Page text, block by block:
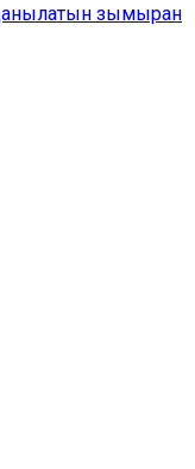
зымыран